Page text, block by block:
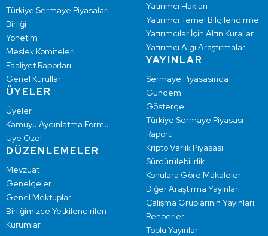
Türkiye Sermaye Piyasaları
Birliği
Yönetim
Meslek Komiteleri
Faaliyet Raporları
Genel Kurullar
ÜYELER
Üyeler
Kamuyu Aydınlatma Formu
Üye Özel
DÜZENLEMELER
Mevzuat
Genelgeler
Genel Mektuplar
Birliğimizce Yetkilendirilen
Kurumlar
Yatırımcı Hakları
Yatırımcı Temel Bilgilendirme
Yatırımcılar İçin Altın Kurallar
Yatırımcı Algı Araştırmaları
YAYINLAR
Sermaye Piyasasında
Gündem
Gösterge
Türkiye Sermaye Piyasası
Raporu
Kripto Varlık Piyasası
Sürdürülebilirlik
Konulara Göre Makaleler
Diğer Araştırma Yayınları
Çalışma Gruplarının Yayınları
Rehberler
Toplu Yayınlar